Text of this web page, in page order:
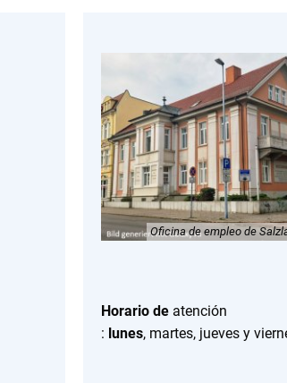
Oficina de empleo de
Horario de atención
: lunes, martes, jueves y